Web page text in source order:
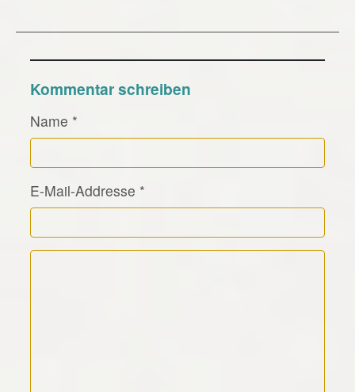
Kommentar schreiben
Name *
E-Mail-Addresse *
Kommentar Text